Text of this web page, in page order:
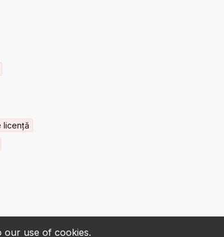
our use of cookies.
licență